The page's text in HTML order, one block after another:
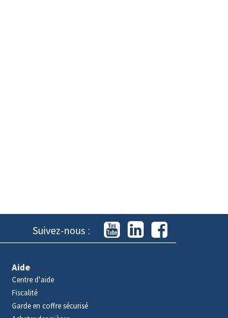
Suivez-nous :
Aide
Centre d'aide
Fiscalité
Garde en coffre sécurisé